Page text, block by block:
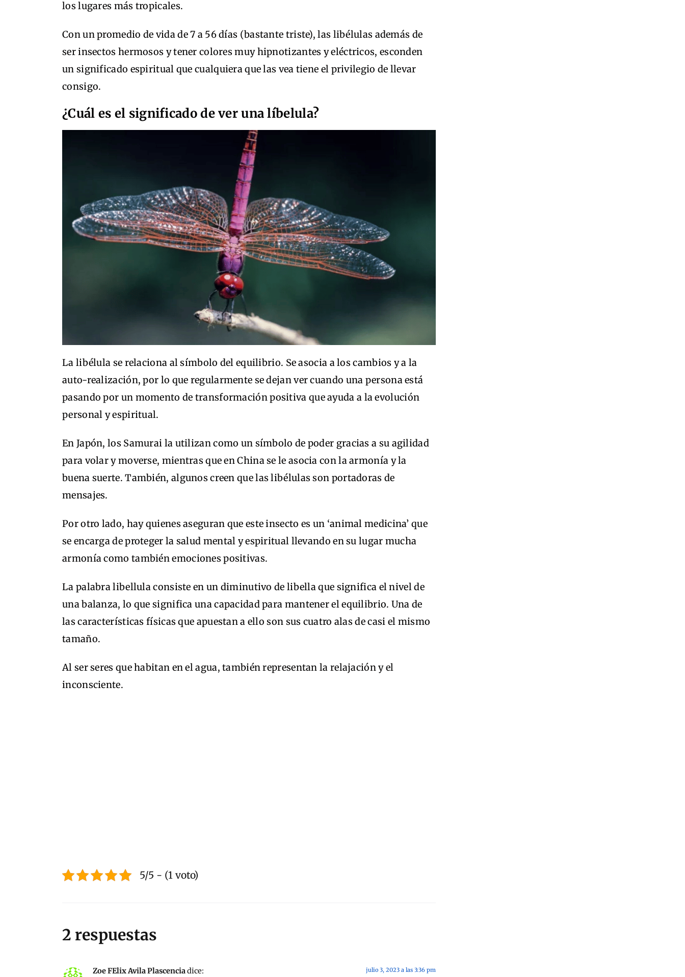
los lugares más tropicales.
Con un promedio de vida de 7 a 56 días (bastante triste), las libélulas además de
ser insectos hermosos y tener colores muy hipnotizantes y eléctricos, esconden
un significado espiritual que cualquiera que las vea tiene el privilegio de llevar
consigo.
¿Cuál es el significado de ver una líbelula?
La libélula se relaciona al símbolo del equilibrio. Se asocia a los cambios y a la
auto-realización, por lo que regularmente se dejan ver cuando una persona está
pasando por un momento de transformación positiva que ayuda a la evolución
personal y espiritual.
En Japón, los Samurai la utilizan como un símbolo de poder gracias a su agilidad
para volar y moverse, mientras que en China se le asocia con la armonía y la
buena suerte. También, algunos creen que las libélulas son portadoras de
mensajes.
Por otro lado, hay quienes aseguran que este insecto es un ‘animal medicina’ que
se encarga de proteger la salud mental y espiritual llevando en su lugar mucha
armonía como también emociones positivas.
La palabra libellula consiste en un diminutivo de libella que significa el nivel de
una balanza, lo que significa una capacidad para mantener el equilibrio. Una de
las características físicas que apuestan a ello son sus cuatro alas de casi el mismo
tamaño.
Al ser seres que habitan en el agua, también representan la relajación y el
inconsciente.
5/5 - (1 voto)
2 respuestas
Zoe FElix Avila Plascenciadice: julio 3, 2023 a las 3:36 pm